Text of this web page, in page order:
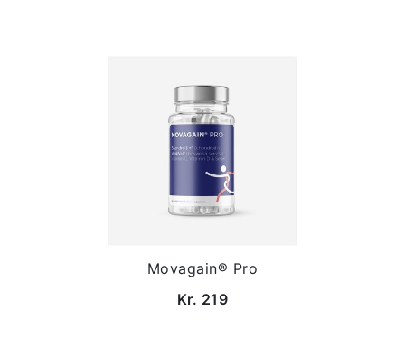
Movagain® Pro
Kr. 219